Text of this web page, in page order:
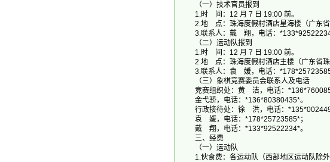
（一）技术官员报到
1.时 间：12 月 7 日 19:00 前。
2.地 点：珠海度假村酒店星海楼（广东省
3.联系人：戴 翔，电话：
（二）运动队报到
1.时 间：12 月 7 日 19:00 前。
2.地 点：珠海度假村酒店主楼（广东省珠
3.联系人：袁 媛，电话：
（三）象棋竞赛委员会联系人及电话
竞赛组织处：黄 洁，电话：
金弋骄，电话：*136*80380435*。
行政接待处：徐 洪，电话：
袁 媛，电话：*178*25723585*；
戴 翔，电话：*133*92522234*。
三、经费
（一）运动队
1.伙食费：各运动队（西部地区运动队除外